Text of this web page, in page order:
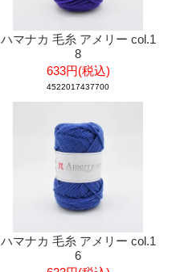
ハマナカ 毛糸 アメリー col.1
8
633円(税込)
4522017437700
ハマナカ 毛糸 アメリー col.1
6